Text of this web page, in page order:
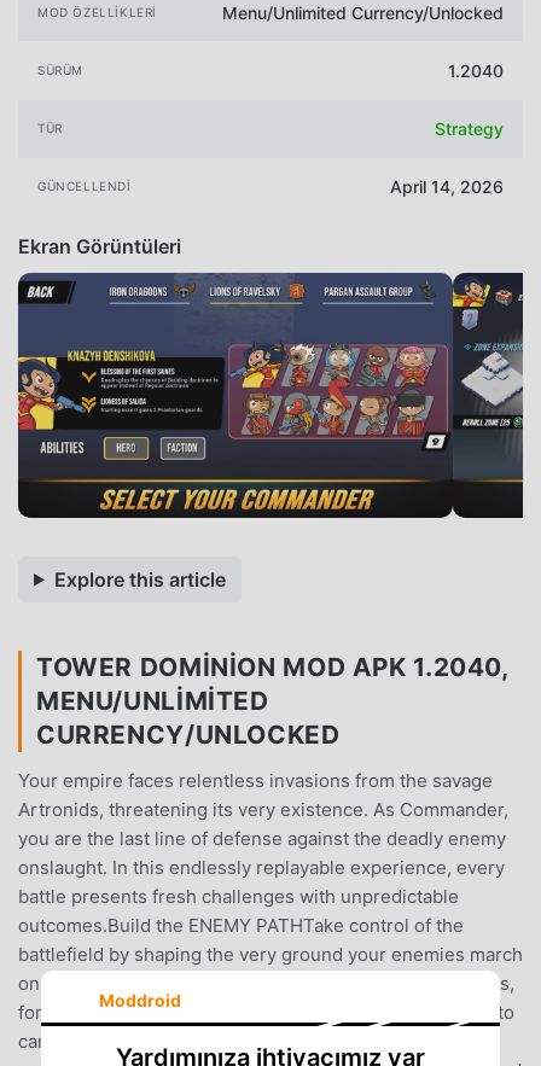
MOD ÖZELLIKLERI Menu/Unlimited Currency/Unlocked
SÜRÜM 1.2040
TÜR Strategy
GÜNCELLENDI April 14, 2026
Ekran Görüntüleri
Explore this article
TOWER DOMINION MOD APK 1.2040,
MENU/UNLIMITED
CURRENCY/UNLOCKED
Your empire faces relentless invasions from the savage
Artronids, threatening its very existence. As Commander,
you are the last line of defense against the deadly enemy
onslaught. In this endlessly replayable experience, every
battle presents fresh challenges with unpredictable
outcomes.Build the ENEMY PATHTake control of the
battlefield by shaping the very ground your enemies march
on. Expand and modify terrain tiles to create choke points,
forcing enemies into lethal artillery fire or luring them into
carefully laid traps. Height and pathing are your greatest
Moddroid
Yardımınıza ihtiyacımız var